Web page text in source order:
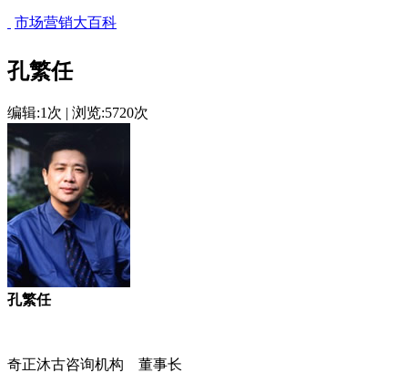
市场营销大百科
孔繁任
编辑:1次 | 浏览:5720次
孔繁任
奇正沐古咨询机构 董事长